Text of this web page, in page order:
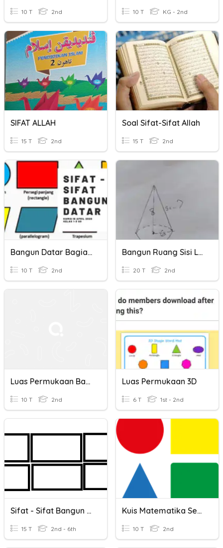
10 T 2nd 10 T KG - 2nd
SIFAT ALLAH
15 T 2nd
Soal Sifat-Sifat Allah
15 T 2nd
Bangun Datar Bagian 3 (sifat-Sifat Bangun Datar)
10 T 2nd
Bangun Ruang Sisi Lengkung
20 T 2nd
Luas Permukaan Bangun Ruang
10 T 2nd
Luas Permukaan 3D
6 T 1st - 2nd
Sifat - Sifat Bangun Datar
15 T 2nd - 6th
Kuis Matematika Segitiga Dan Persegi
10 T 2nd